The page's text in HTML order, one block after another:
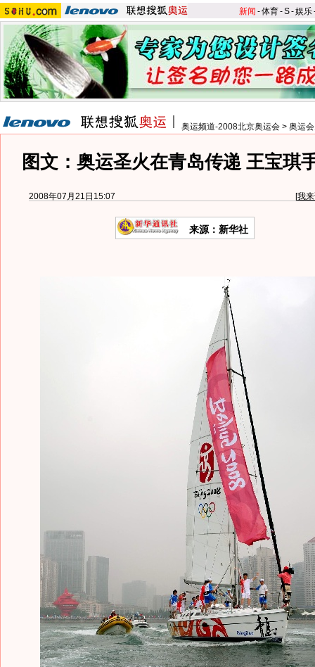
新闻 -体育-S-娱乐
奥运频道-2008北京奥运会 > 奥运
图文：奥运圣火在青岛传递 王宝琪
2008年07月21日15:07 [我
来源：新华社